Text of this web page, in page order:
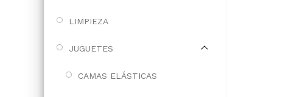
LIMPIEZA
JUGUETES
CAMAS ELÁSTICAS